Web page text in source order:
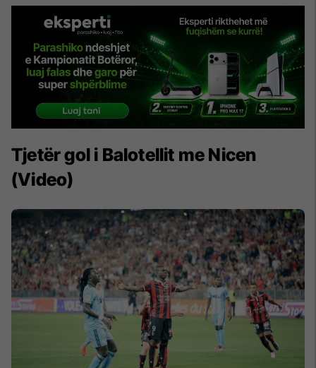
Tjetër gol i Balotellit me Nicen
(Video)